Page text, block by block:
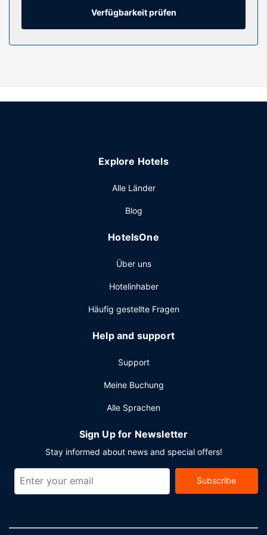
gehören Telefone ebenso wie Safes und Schreibtische.
Ausstattung der Anlage
Für deine Freizeit steht Folgendes zur Verfügung:
Check-in und ein Express-Check-out. Wenn du eine
Wahl, denn zu den 2152 Quadratfuß (200 Quadratmeter)
Konferenzfläche und 3 Tagungsräume. Vor Ort gibt es
Verfügbarkeit prüfen
Explore Hotels
Alle Länder
Blog
HotelsOne
Über uns
Hotelinhaber
Häufig gestellte Fragen
Help and support
Support
Meine Buchung
Alle Sprachen
Sign Up for Newsletter
Stay informed about news and special offers!
Subscribe